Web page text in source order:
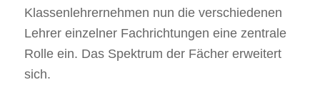
Klassenlehrernehmen nun die verschiedenen
Lehrer einzelner Fachrichtungen eine zentrale
Rolle ein. Das Spektrum der Fächer erweitert
sich.